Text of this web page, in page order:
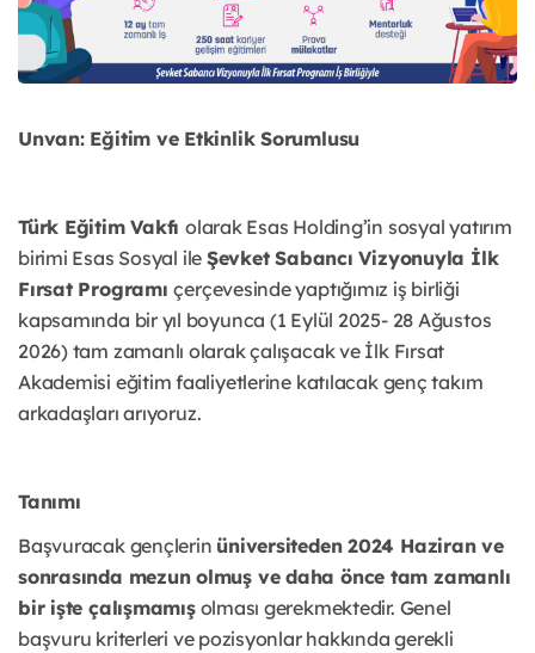
Unvan: Eğitim ve Etkinlik Sorumlusu
Türk Eğitim Vakfı olarak Esas Holding’in sosyal yatırım
birimi Esas Sosyal ile Şevket Sabancı Vizyonuyla İlk
Fırsat Programıçerçevesinde yaptığımız iş birliği
kapsamında bir yıl boyunca (1 Eylül 2025- 28 Ağustos
2026) tam zamanlı olarak çalışacak ve İlk Fırsat
Akademisi eğitim faaliyetlerine katılacak genç takım
arkadaşları arıyoruz.
Tanımı
Başvuracak gençlerin üniversiteden 2024 Haziran ve
sonrasında mezun olmuş ve daha önce tam zamanlı
bir işte çalışmamışolması gerekmektedir. Genel
başvuru kriterleri ve pozisyonlar hakkında gerekli